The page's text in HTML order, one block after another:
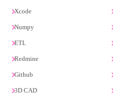
Xcode
Numpy
ETL
Redmine
Github
3D CAD